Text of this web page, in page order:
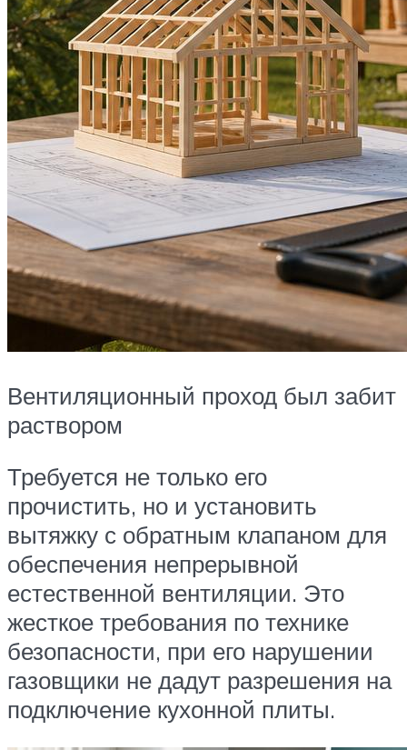
Вентиляционный проход был забит
раствором
Требуется не только его
прочистить, но и установить
вытяжку с обратным клапаном для
обеспечения непрерывной
естественной вентиляции. Это
жесткое требования по технике
безопасности, при его нарушении
газовщики не дадут разрешения на
подключение кухонной плиты.